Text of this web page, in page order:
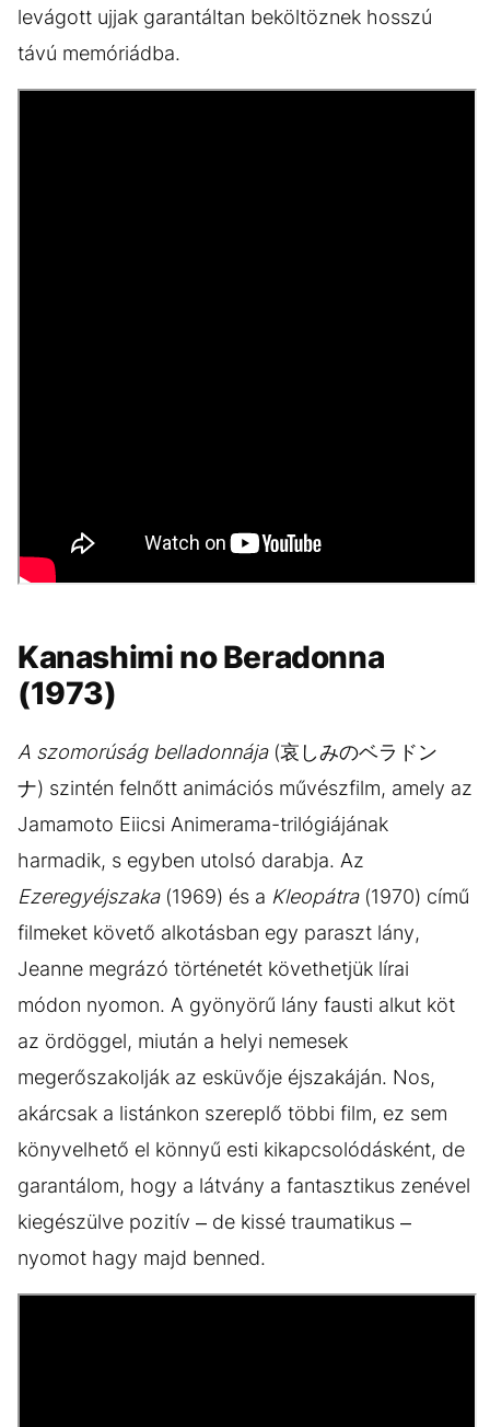
levágott ujjak garantáltan beköltöznek hosszú
távú memóriádba.
Kanashimi no Beradonna
(1973)
A szomorúság belladonnája(哀しみのベラドン
ナ) szintén felnőtt animációs művészfilm, amely az
Jamamoto Eiicsi Animerama-trilógiájának
harmadik, s egyben utolsó darabja. Az
Ezeregyéjszaka(1969) és a Kleopátra(1970) című
filmeket követő alkotásban egy paraszt lány,
Jeanne megrázó történetét követhetjük lírai
módon nyomon. A gyönyörű lány fausti alkut köt
az ördöggel, miután a helyi nemesek
megerőszakolják az esküvője éjszakáján. Nos,
akárcsak a listánkon szereplő többi film, ez sem
könyvelhető el könnyű esti kikapcsolódásként, de
garantálom, hogy a látvány a fantasztikus zenével
kiegészülve pozitív – de kissé traumatikus –
nyomot hagy majd benned.